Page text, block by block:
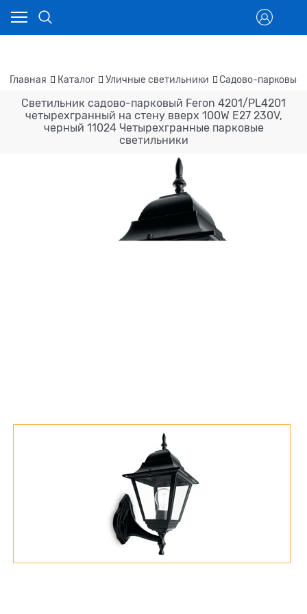
Главная Каталог Уличные светильники Садово-парковые
Светильник садово-парковый Feron 4201/PL4201
четырехгранный на стену вверх 100W E27 230V,
черный 11024 Четырехгранные парковые
светильники